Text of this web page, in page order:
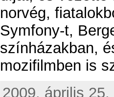
norvég,
Symfony-t,
színházakban,
mozifilmben is
2009. április